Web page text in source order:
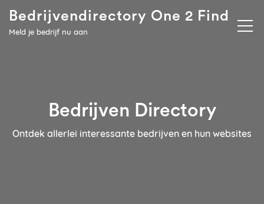
Bedrijvendirectory One 2 Find
Meld je bedrijf nu aan
Bedrijven Directory
Ontdek allerlei interessante bedrijven en hun websites